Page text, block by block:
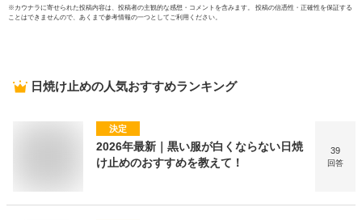
※ カウナラに寄せられた投稿内容は、投稿者の主観的な感想・コメントを含みます。 投稿の信憑性・正確性を保証する
ことはできませんので、あくまで参考情報の一つとしてご利用ください。
日焼け止めの人気おすすめランキング
決定
2026年最新｜黒い服が白くならない日焼
け止めのおすすめを教えて！
39
回答